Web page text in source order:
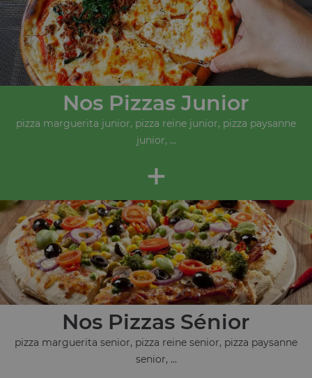
Nos Pizzas Junior
pizza marguerita junior, pizza reine junior, pizza paysanne
junior, ...
+
Nos Pizzas Sénior
pizza marguerita senior, pizza reine senior, pizza paysanne
senior, ...